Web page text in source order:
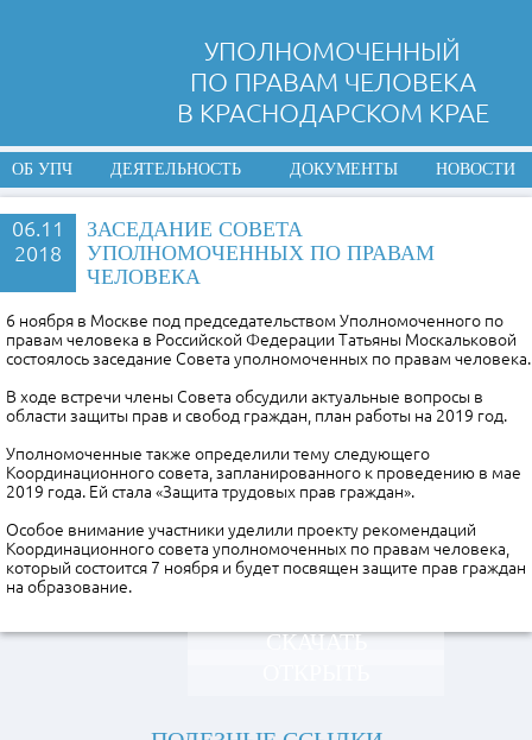
УПОЛНОМОЧЕННЫЙ
ПО ПРАВАМ ЧЕЛОВЕКА
В КРАСНОДАРСКОМ КРАЕ
ОБ УПЧ ДЕЯТЕЛЬНОСТЬ ДОКУМЕНТЫ НОВОСТИ
06.11
2018
ЗАСЕДАНИЕ СОВЕТА
УПОЛНОМОЧЕННЫХ ПО ПРАВАМ
ЧЕЛОВЕКА
6 ноября в Москве под председательством Уполномоченного по
правам человека в Российской Федерации Татьяны Москальковой
состоялось заседание Совета уполномоченных по правам человека.
В ходе встречи члены Совета обсудили актуальные вопросы в
области защиты прав и свобод граждан, план работы на 2019 год.
Уполномоченные также определили тему следующего
Координационного совета, запланированного к проведению в мае
2019 года. Ей стала «Защита трудовых прав граждан».
Особое внимание участники уделили проекту рекомендаций
Координационного совета уполномоченных по правам человека,
который состоится 7 ноября и будет посвящен защите прав граждан
на образование.
СКАЧАТЬ